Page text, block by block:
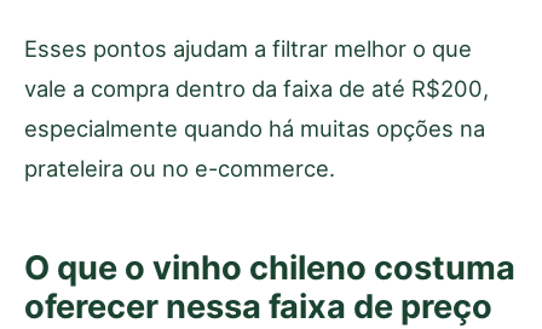
Esses pontos ajudam a filtrar melhor o que
vale a compra dentro da faixa de até R$200,
especialmente quando há muitas opções na
prateleira ou no e-commerce.
O que o vinho chileno costuma
oferecer nessa faixa de preço